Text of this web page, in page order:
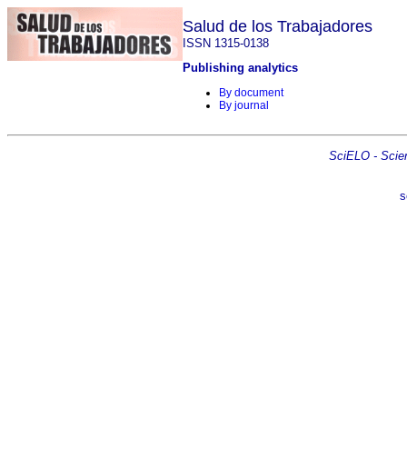
Salud de los Trabajadores
ISSN 1315-0138
Publishing analytics
By document
By journal
SciELO -